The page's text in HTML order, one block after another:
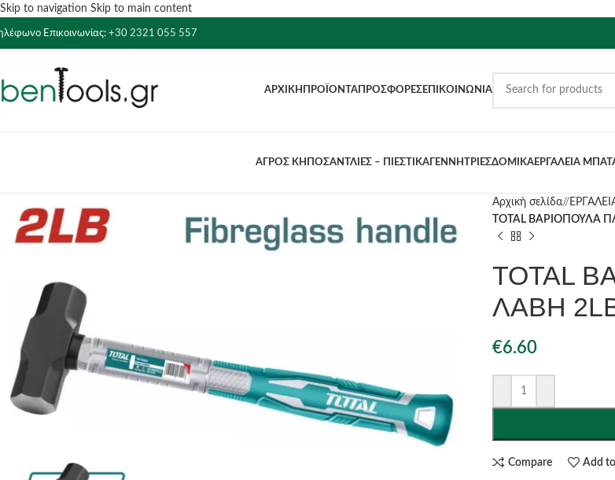
Skip to navigation Skip to main content
Επικοινωνίας: +30 2321 055 557
ΑΡΧΙΚΉ ΠΡΟΪΌΝΤΑ ΠΡΟΣΦΟΡΈΣΕΠΙΚΟΙΝΩΝΊΑ
ΑΓΡΟΣ ΚΗΠΟΣΑΝΤΛΙΕΣ – ΠΙΕΣΤΙΚΑ ΓΕΝΝΗΤΡΙΕΣΔΟΜΙΚΑΕΡΓΑΛΕΙΑ
Αρχική σελίδα/
TOTAL ΒΑΡΙΟΠΟΥΛΑ
TOTAL
ΛΑΒΗ
€6.60
Compare Add